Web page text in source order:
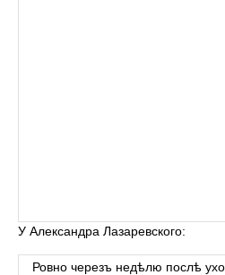
У Александра Лазаревского:
Ровно черезъ недѣлю послѣ